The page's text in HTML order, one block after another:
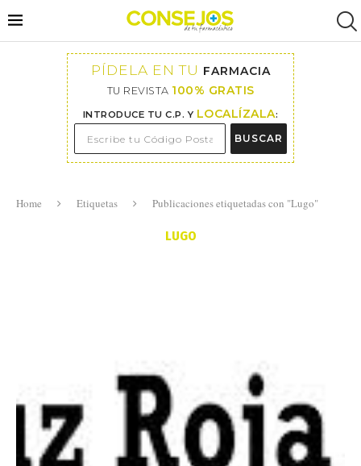
PÍDELA EN TU FARMACIA
TU REVISTA 100% GRATIS
INTRODUCE TU C.P. Y LOCALÍZALA:
BUSCAR
Home Etiquetas Publicaciones etiquetadas con "Lugo"
LUGO